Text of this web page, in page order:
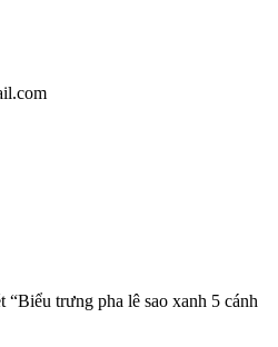
trưng pha lê sao xanh 5 cánh